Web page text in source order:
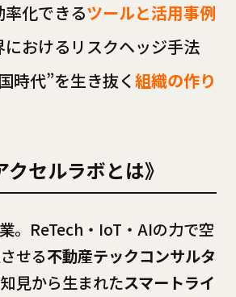
化できるツールと活用事例
おけるリスクヘッジ手法
時代”を生き抜く組織の作り
クセルラボとは》
。ReTech・IoT・AIの力で空
せる不動産テックコンサルタ
見から生まれたスマートライ